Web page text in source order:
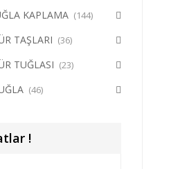
KAPLAMA (144)
TAŞLARI (36)
TUĞLASI (23)
(46)
!